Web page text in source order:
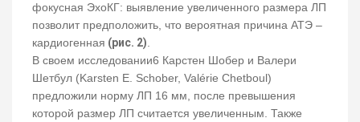
фокусная ЭхоКГ: выявление увеличенного размера ЛП
позволит предположить, что вероятная причина АТЭ –
кардиогенная (рис. 2).
В своем исследовании6 Карстен Шобер и Валери
Шетбул (Karsten E. Schober, Valérie Chetboul)
предложили норму ЛП 16 мм, после превышения
которой размер ЛП считается увеличенным. Также